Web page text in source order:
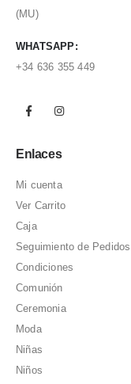
(MU)
WHATSAPP:
+34 636 355 449
Enlaces
Mi cuenta
Ver Carrito
Caja
Seguimiento de Pedidos
Condiciones
Comunión
Ceremonia
Moda
Niñas
Niños